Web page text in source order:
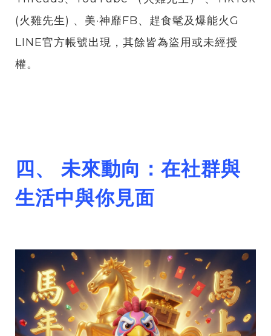
(火雞先生) 、美·神靡FB、趕食髦及爆能火G
LINE官方帳號出現，其餘皆為盜用或未經授
權。
四、 未來動向：在社群與
生活中與你見面